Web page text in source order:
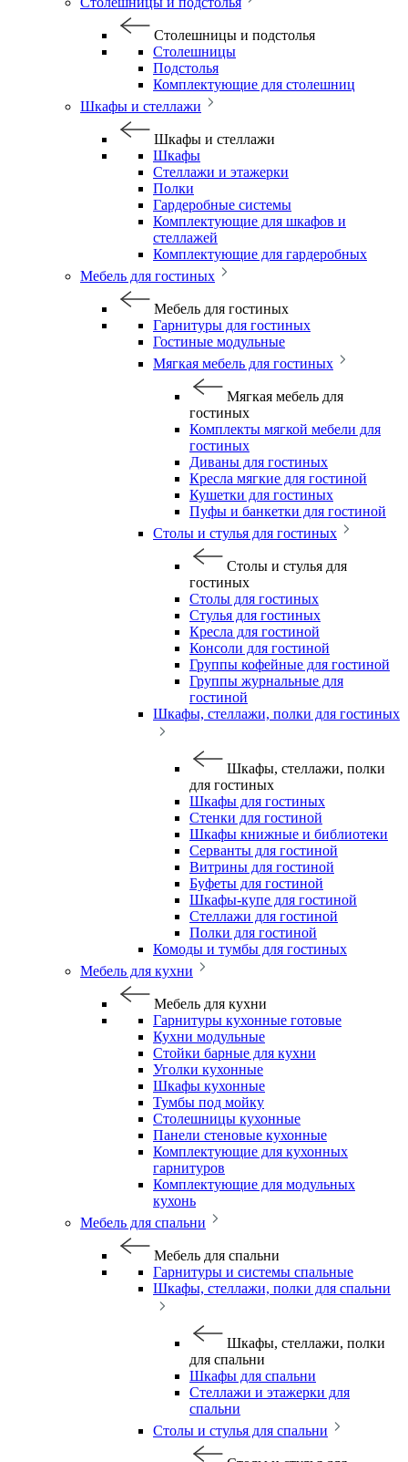
Столешницы и подстолья
Столешницы
Подстолья
Комплектующие для столешниц
Шкафы и стеллажи
Шкафы и стеллажи
Шкафы
Стеллажи и этажерки
Полки
Гардеробные системы
Комплектующие для шкафов и
стеллажей
Комплектующие для гардеробных
Мебель для гостиных
Мебель для гостиных
Гарнитуры для гостиных
Гостиные модульные
Мягкая мебель для гостиных
Мягкая мебель для
гостиных
Комплекты мягкой мебели для
гостиных
Диваны для гостиных
Кресла мягкие для гостиной
Кушетки для гостиных
Пуфы и банкетки для гостиной
Столы и стулья для гостиных
Столы и стулья для
гостиных
Столы для гостиных
Стулья для гостиных
Кресла для гостиной
Консоли для гостиной
Группы кофейные для гостиной
Группы журнальные для
гостиной
Шкафы, стеллажи, полки для гостиных
Шкафы, стеллажи, полки
для гостиных
Шкафы для гостиных
Стенки для гостиной
Шкафы книжные и библиотеки
Серванты для гостиной
Витрины для гостиной
Буфеты для гостиной
Шкафы-купе для гостиной
Стеллажи для гостиной
Полки для гостиной
Комоды и тумбы для гостиных
Мебель для кухни
Мебель для кухни
Гарнитуры кухонные готовые
Кухни модульные
Стойки барные для кухни
Уголки кухонные
Шкафы кухонные
Тумбы под мойку
Столешницы кухонные
Панели стеновые кухонные
Комплектующие для кухонных
гарнитуров
Комплектующие для модульных
кухонь
Мебель для спальни
Мебель для спальни
Гарнитуры и системы спальные
Шкафы, стеллажи, полки для спальни
Шкафы, стеллажи, полки
для спальни
Шкафы для спальни
Стеллажи и этажерки для
спальни
Столы и стулья для спальни